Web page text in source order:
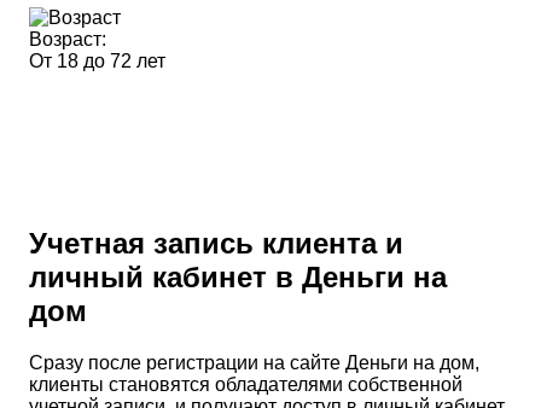
Возраст:
От 18 до 72 лет
Учетная запись клиента и
личный кабинет в Деньги на
дом
Сразу после регистрации на сайте Деньги на дом,
клиенты становятся обладателями собственной